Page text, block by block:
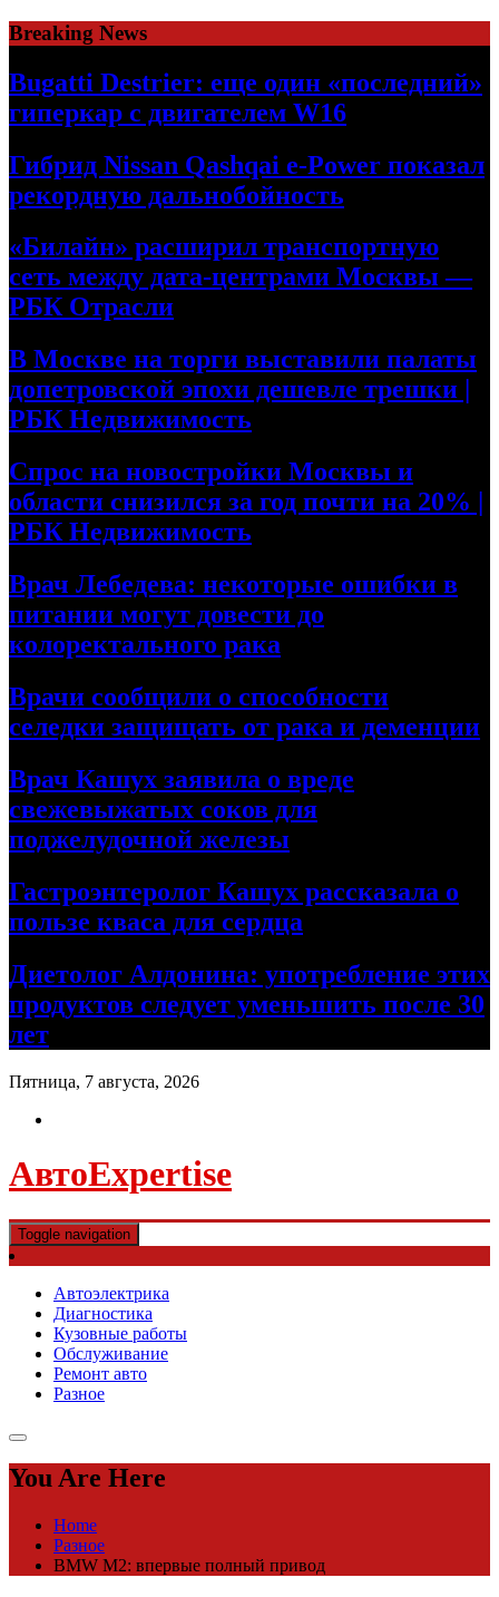
Skip
to
content
Breaking News
Bugatti Destrier: еще один «последний»
гиперкар с двигателем W16
Гибрид Nissan Qashqai e-Power показал
рекордную дальнобойность
«Билайн» расширил транспортную
сеть между дата-центрами Москвы —
РБК Отрасли
В Москве на торги выставили палаты
допетровской эпохи дешевле трешки |
РБК Недвижимость
Спрос на новостройки Москвы и
области снизился за год почти на 20% |
РБК Недвижимость
Врач Лебедева: некоторые ошибки в
питании могут довести до
колоректального рака
Врачи сообщили о способности
селедки защищать от рака и деменции
Врач Кашух заявила о вреде
свежевыжатых соков для
поджелудочной железы
Гастроэнтеролог Кашух рассказала о
пользе кваса для сердца
Диетолог Алдонина: употребление этих
продуктов следует уменьшить после 30
лет
Пятница, 7 августа, 2026
АвтоExpertise
Toggle navigation
Автоэлектрика
Диагностика
Кузовные работы
Обслуживание
Ремонт авто
Разное
You Are Here
Home
Разное
BMW M2: впервые полный привод